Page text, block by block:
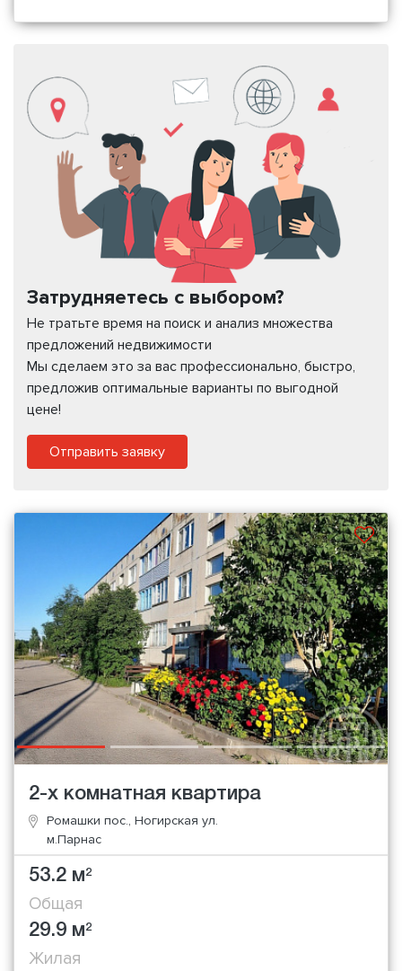
Затрудняетесь с выбором?
Не тратьте время на поиск и анализ множества
предложений недвижимости
Мы сделаем это за вас профессионально, быстро,
предложив оптимальные варианты по выгодной
цене!
Отправить заявку
2-х комнатная квартира
Ромашки пос., Ногирская ул.
м.Парнас
53.2 м2
Общая
29.9 м2
Жилая